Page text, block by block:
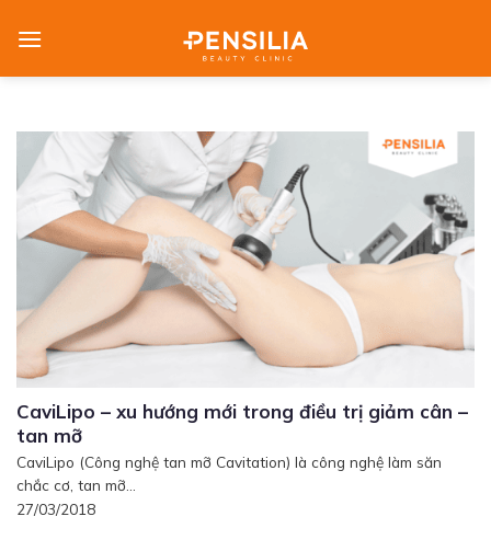
CaviLipo – xu hướng mới trong điều trị giảm cân –
tan mỡ
CaviLipo (Công nghệ tan mỡ Cavitation) là công nghệ làm săn
chắc cơ, tan mỡ...
27/03/2018